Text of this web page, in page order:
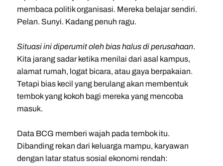
membaca politik organisasi. Mereka belajar sendiri.
Pelan. Sunyi. Kadang penuh ragu.
Situasi ini diperumit oleh bias halus di perusahaan.
Kita jarang sadar ketika menilai dari asal kampus,
alamat rumah, logat bicara, atau gaya berpakaian.
Tetapi bias kecil yang berulang akan membentuk
tembok yang kokoh bagi mereka yang mencoba
masuk.
Data BCG memberi wajah pada tembok itu.
Dibanding rekan dari keluarga mampu, karyawan
dengan latar status sosial ekonomi rendah: